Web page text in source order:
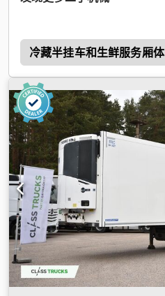
冷藏半挂车和生鲜服务厢体